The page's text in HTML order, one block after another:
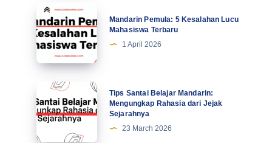
Tingkatkan
Motivasi
di
Abad
Ke-
Mandarin
Pemula:
5
Kesalahan
Lucu
Mahasiswa
Terbaru
Mandarin Pemula: 5 Kesalahan Lucu
Mahasiswa Terbaru
1 April 2026
Tips
Santai
Belajar
Mandarin:
Tips Santai Belajar Mandarin:
Mengungkap Rahasia dari Jejak
Sejarahnya
23 March 2026